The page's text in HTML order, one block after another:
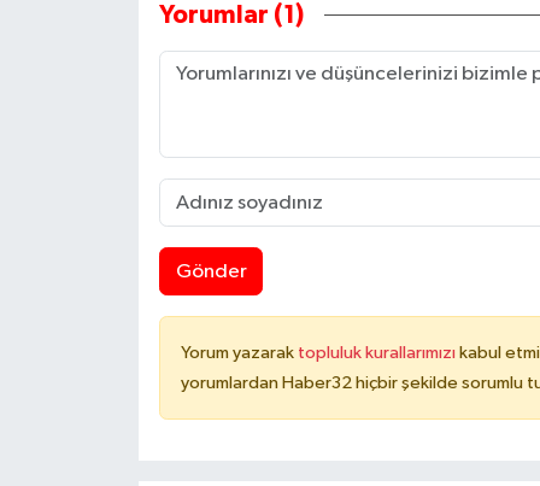
Yorumlar (1)
Gönder
Yorum yazarak topluluk kurallarımızı kabul
yorumlardan Haber32 hiçbir şekilde sorumlu